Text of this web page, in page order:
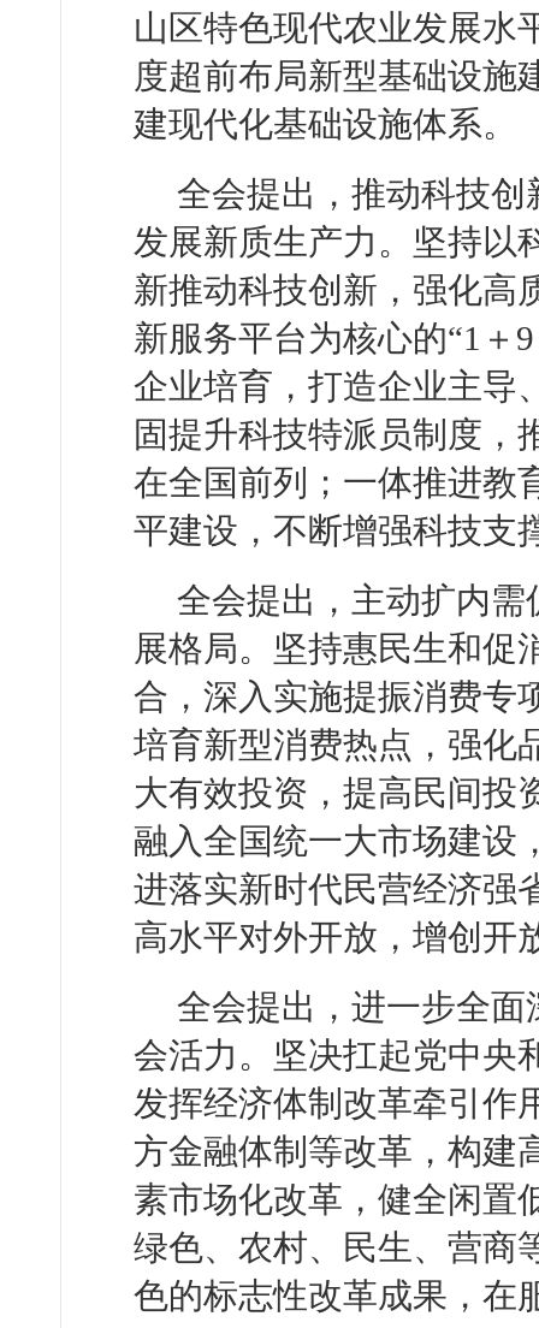
山区特色现代农业发展水
度超前布局新型基础设施
建现代化基础设施体系。
全会提出，推动科技
发展新质生产力。坚持以
新推动科技创新，强化高
新服务平台为核心的“1＋
企业培育，打造企业主导
固提升科技特派员制度，
在全国前列；一体推进教
平建设，不断增强科技支
全会提出，主动扩内
展格局。坚持惠民生和促
合，深入实施提振消费专
培育新型消费热点，强化
大有效投资，提高民间投
融入全国统一大市场建设
进落实新时代民营经济强
高水平对外开放，增创开
全会提出，进一步全
会活力。坚决扛起党中央
发挥经济体制改革牵引作
方金融体制等改革，构建
素市场化改革，健全闲置
绿色、农村、民生、营商
色的标志性改革成果，在